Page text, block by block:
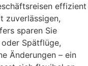
effizient
zuverlässigen,
sparen Sie
Spätflüge,
Änderungen – ein